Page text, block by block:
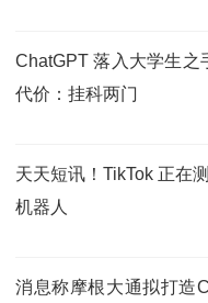
ChatGPT 落入大学生之
代价：挂科两门
天天短讯！TikTok 正在
机器人
消息称摩根大通拟打造